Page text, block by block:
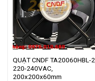
QUẠT CNDF TA20060HBL-2,
220-240VAC,
200x200x60mm